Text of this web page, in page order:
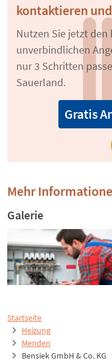
Startseite
Heizung
Menden
Bensiek GmbH & Co. KG
kontaktieren
Nutzen Sie jetzt
unverbindlichen
nur 3 Schritten
Sauerland.
Gratis
Mehr
Galerie